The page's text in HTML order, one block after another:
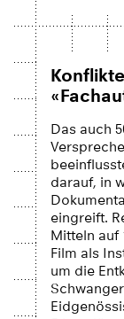
Das auch
darauf, in
eingreift.
Mitteln auf
Film als
um die